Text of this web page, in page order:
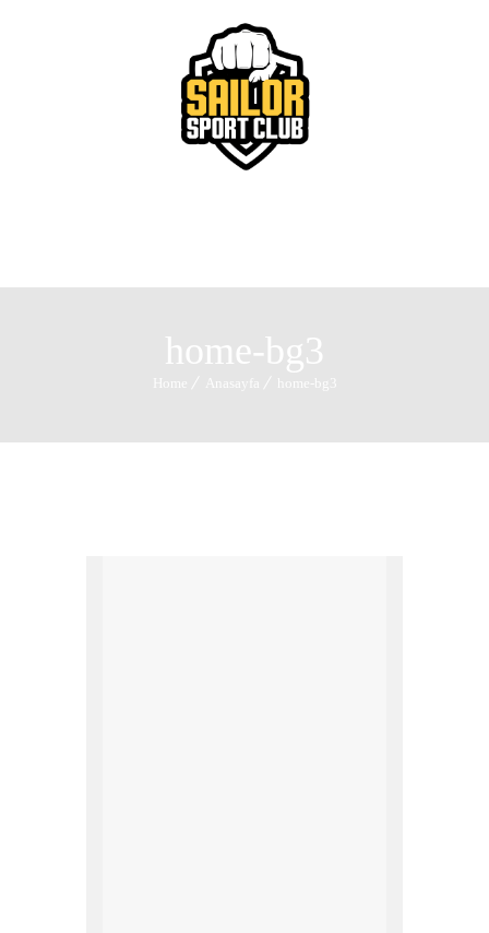
home-bg3
Home Anasayfa home-bg3